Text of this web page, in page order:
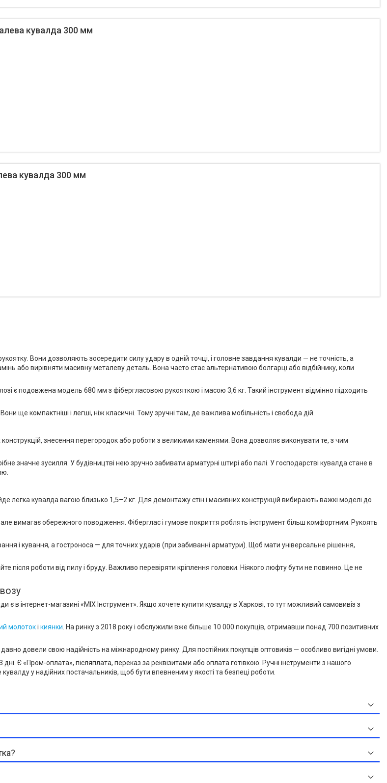
кувалда 300 мм
кувалда 300 мм
Вони дозволяють зосередити силу удару в одній точці, і головне завдання кувалди — не точність, а
або вирівняти масивну металеву деталь. Вона часто стає альтернативою болгарці або відбійнику, коли
є подовжена модель 680 мм з фібергласовою рукояткою і масою 3,6 кг. Такий інструмент відмінно підходить
ще компактніші і легші, ніж класичні. Тому зручні там, де важлива мобільність і свобода дій.
знесення перегородок або роботи з великими каменями. Вона дозволяє виконувати те, з чим
значне зусилля. У будівництві нею зручно забивати арматурні штирі або палі. У господарстві кувалда стане в
легка кувалда вагою близько 1,5–2 кг. Для демонтажу стін і масивних конструкцій вибирають важкі моделі до
вимагає обережного поводження. Фіберглас і гумове покриття роблять інструмент більш комфортним. Рукоять
і кування, а гостроноса — для точних ударів (при забиванні арматури). Щоб мати універсальне рішення,
після роботи від пилу і бруду. Важливо перевіряти кріплення головки. Ніякого люфту бути не повинно. Це не
в інтернет-магазині «MIX Інструмент». Якщо хочете купити кувалду в Харкові, то тут можливий самовивіз з
молотокі киянки . На ринку з 2018 року і обслужили вже більше 10 000 покупців, отримавши понад 700 позитивних
довели свою надійність на міжнародному ринку. Для постійних покупців оптовиків — особливо вигідні умови.
Є «Пром-оплата», післяплата, переказ за реквізитами або оплата готівкою. Ручні інструменти з нашого
у надійних постачальників, щоб бути впевненим у якості та безпеці роботи.